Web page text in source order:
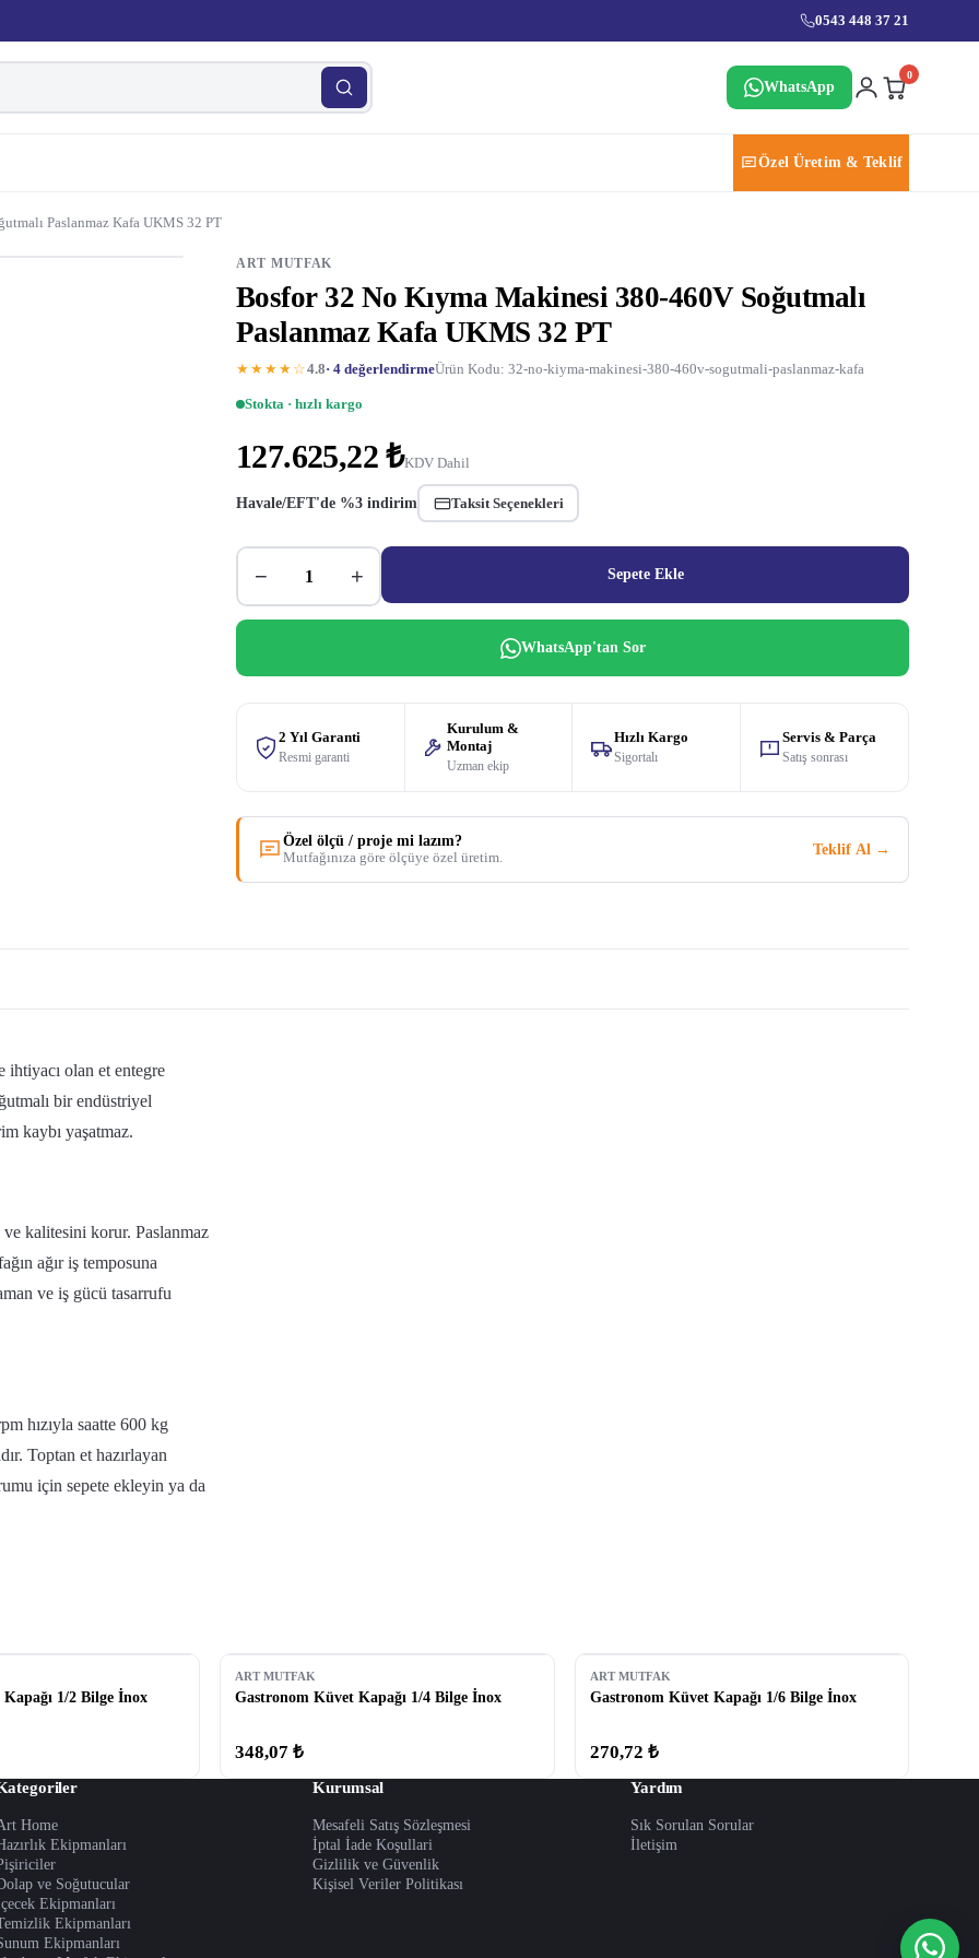
0543 448 37 21
WhatsApp
0
Özel Üretim & Teklif
Paslanmaz Kafa UKMS 32 PT
ART MUTFAK
Bosfor 32 No Kıyma Makinesi 380-460V Soğutmalı
Paslanmaz Kafa UKMS 32 PT
★★★★☆4.8· 4 değerlendirmeÜrün Kodu: 32-no-kiyma-makinesi-380-460v-sogutmali-paslanmaz-kafa
Stokta · hızlı kargo
127.625,22 ₺KDV Dahil
Havale/EFT'de %3 indirim Taksit Seçenekleri
− + Sepete Ekle
WhatsApp'tan Sor
2 Yıl Garanti
Resmi garanti
Kurulum &
Montaj
Uzman ekip
Hızlı Kargo
Sigortalı
Servis & Parça
Satış sonrası
Özel ölçü / proje mi lazım?
Mutfağınıza göre ölçüye özel üretim.
Teklif Al →
olan et entegre
bir endüstriyel
kaybı yaşatmaz.
ve kalitesini korur. Paslanmaz
ağır iş temposuna
ve iş gücü tasarrufu
hızıyla saatte 600 kg
Toptan et hazırlayan
için sepete ekleyin ya da
1/2 Bilge İnox
ART MUTFAK
Gastronom Küvet Kapağı 1/4 Bilge İnox
348,07 ₺
ART MUTFAK
Gastronom Küvet Kapağı 1/6 Bilge İnox
270,72 ₺
Home
Ekipmanları
ve Soğutucular
Ekipmanları
Ekipmanları
Ekipmanları
Kurumsal
Mesafeli Satış Sözleşmesi
İptal İade Koşullari
Gizlilik ve Güvenlik
Kişisel Veriler Politikası
Yardım
Sık Sorulan Sorular
İletişim